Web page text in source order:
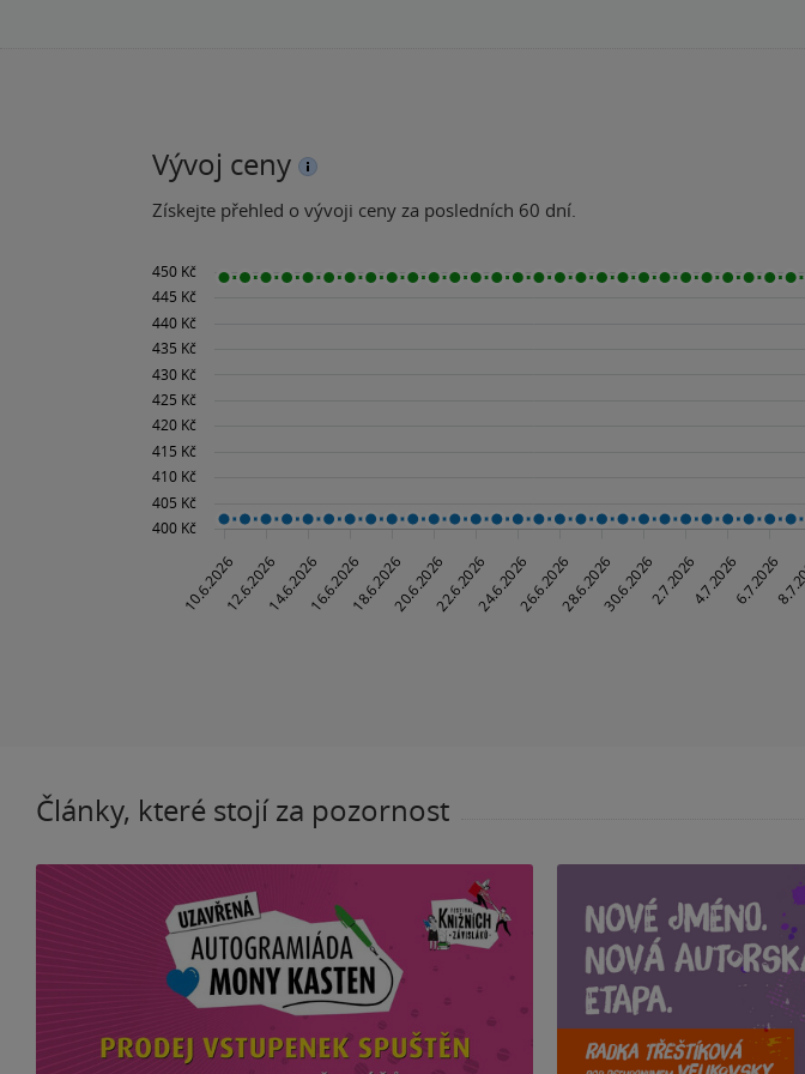
Vývoj ceny
Získejte přehled o vývoji ceny za posledních 60 dní.
Články, které stojí za pozornost